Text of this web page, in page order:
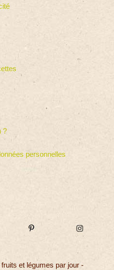
?
personnelles
et légumes par jour -